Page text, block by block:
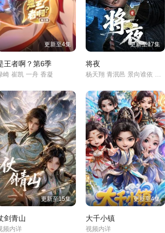
更新至4集
王者啊？第6季
崎 崔凯 一舟 香凝
更新至17集
将夜
杨天翔 青泯邑 景向谁依 魏超 贺文潇
更新至15集
剑青山
频内详
更新至4集
大千小镇
视频内详